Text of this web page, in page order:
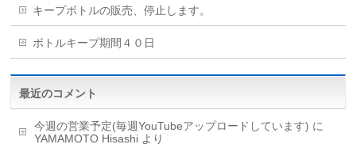
キープボトルの販売、停止します。
ボトルキープ期間４０日
最近のコメント
今週の営業予定(毎週YouTubeアップロードしています) に
YAMAMOTO Hisashi より